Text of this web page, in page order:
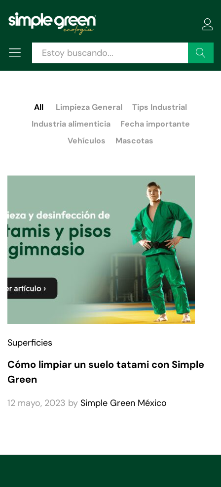
Buscar
All Limpieza General
Tips Industrial
Industria alimenticia
Fecha importante
Vehículos
Mascotas
Superficies
Cómo limpiar un suelo tatami con Simple
Green
12 mayo, 2023 by Simple Green México